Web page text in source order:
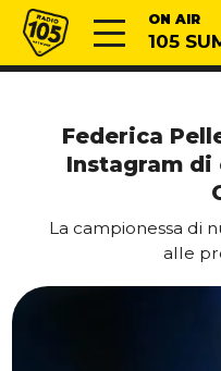
Vai al contenuto
Radio 105 ON AIR
105
Federica
Instagram di
La campionessa di
alle